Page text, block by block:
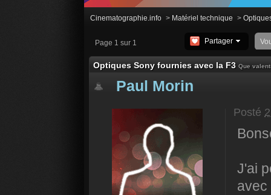
Cinematographie.info > Matériel technique >
Page 1 sur 1 Partager
Optiques Sony fournies avec la F3 Que
Paul Morin
Posté
J'ai
avec